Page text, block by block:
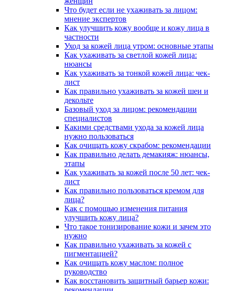
Что будет если не ухаживать за лицом:
мнение экспертов
Как улучшить кожу вообще и кожу лица в
частности
Уход за кожей лица утром: основные этапы
Как ухаживать за светлой кожей лица:
нюансы
Как ухаживать за тонкой кожей лица: чек-
лист
Как правильно ухаживать за кожей шеи и
декольте
Базовый уход за лицом: рекомендации
специалистов
Какими средствами ухода за кожей лица
нужно пользоваться
Как очищать кожу скрабом: рекомендации
Как правильно делать демакияж: нюансы,
этапы
Как ухаживать за кожей после 50 лет: чек-
лист
Как правильно пользоваться кремом для
лица?
Как с помощью изменения питания
улучшить кожу лица?
Что такое тонизирование кожи и зачем это
нужно
Как правильно ухаживать за кожей с
пигментацией?
Как очищать кожу маслом: полное
руководство
Как восстановить защитный барьер кожи: